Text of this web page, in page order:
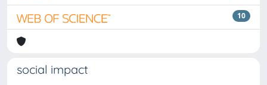
10
social impact